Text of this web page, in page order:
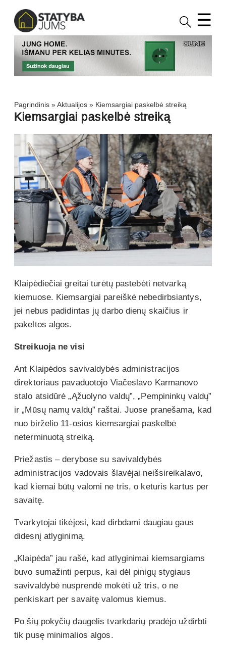
☰
Pagrindinis »Aktualijos » Kiemsargiai paskelbė streiką
Kiemsargiai paskelbė streiką
Klaipėdiečiai greitai turėtų pastebėti netvarką
kiemuose. Kiemsargiai pareiškė nebedirbsiantys,
jei nebus padidintas jų darbo dienų skaičius ir
pakeltos algos.
Streikuoja ne visi
Ant Klaipėdos savivaldybės administracijos
direktoriaus pavaduotojo Viačeslavo Karmanovo
stalo atsidūrė „Ąžuolyno valdų”, „Pempininkų valdų”
ir „Mūsų namų valdų” raštai. Juose pranešama, kad
nuo birželio 11-osios kiemsargiai paskelbė
neterminuotą streiką.
Priežastis – derybose su savivaldybės
administracijos vadovais šlavėjai neišsireikalavo,
kad kiemai būtų valomi ne tris, o keturis kartus per
savaitę.
Tvarkytojai tikėjosi, kad dirbdami daugiau gaus
didesnį atlyginimą.
„Klaipėda” jau rašė, kad atlyginimai kiemsargiams
buvo sumažinti perpus, kai dėl pinigų stygiaus
savivaldybė nusprendė mokėti už tris, o ne
penkiskart per savaitę valomus kiemus.
Po šių pokyčių daugelis tvarkdarių pradėjo uždirbti
tik pusę minimalios algos.